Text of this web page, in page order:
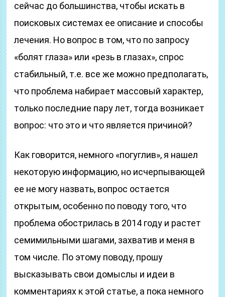
сейчас до большинства, чтобы искать в
поисковых системах ее описание и способы
лечения. Но вопрос в том, что по запросу
«болят глаза» или «резь в глазах», спрос
стабильный, т.е. все же можно предполагать,
что проблема набирает массовый характер,
только последние пару лет, тогда возникает
вопрос: что это и что является причиной?
Как говорится, немного «погуглив», я нашел
некоторую информацию, но исчерпывающей
ее не могу назвать, вопрос остается
открытым, особенно по поводу того, что
проблема обострилась в 2014 году и растет
семимильными шагами, захватив и меня в
том числе. По этому поводу, прошу
высказывать свои домыслы и идеи в
комментариях к этой статье, а пока немного